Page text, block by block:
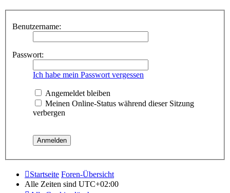
Benutzername:
Passwort:
Ich habe mein Passwort vergessen
Angemeldet bleiben
Meinen Online-Status während dieser Sitzung
verbergen
Startseite Foren-Übersicht
Alle Zeiten sind UTC+02:00